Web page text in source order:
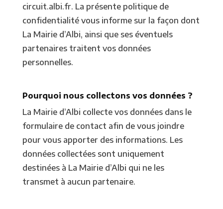
circuit.albi.fr. La présente politique de
confidentialité vous informe sur la façon dont
La Mairie d’Albi, ainsi que ses éventuels
partenaires traitent vos données
personnelles.
Pourquoi nous collectons vos données ?
La Mairie d’Albi collecte vos données dans le
formulaire de contact afin de vous joindre
pour vous apporter des informations. Les
données collectées sont uniquement
destinées à La Mairie d’Albi qui ne les
transmet à aucun partenaire.